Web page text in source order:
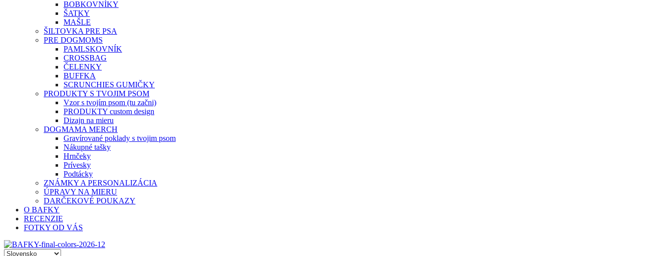
BOBKOVNÍKY
ŠATKY
MAŠLE
ŠILTOVKA PRE PSA
PRE DOGMOMS
PAMLSKOVNÍK
CROSSBAG
ČELENKY
BUFFKA
SCRUNCHIES GUMIČKY
PRODUKTY S TVOJIM PSOM
Vzor s tvojím psom (tu začni)
PRODUKTY custom design
Dizajn na mieru
DOGMAMA MERCH
Gravírované poklady s tvojim psom
Nákupné tašky
Hrnčeky
Prívesky
Podtácky
ZNÁMKY A PERSONALIZÁCIA
ÚPRAVY NA MIERU
DARČEKOVÉ POUKAZY
O BAFKY
RECENZIE
FOTKY OD VÁS